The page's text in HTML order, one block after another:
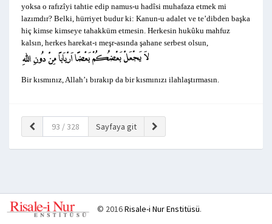
yoksa o rafızîyi tahtie edip namus-u hadîsi muhafaza etmek mi
lazımdır? Belki, hürriyet budur ki: Kanun-u adalet ve te’dibden başka
hiç kimse kimseye tahakküm etmesin. Herkesin hukûku mahfuz
kalsın, herkes harekat-ı meşr-asında şahane serbest olsun,
Bir kısmınız, Allah’ı bırakıp da bir kısmınızı ilahlaştırmasın.
© 2016Risale-i Nur Enstitüsü.